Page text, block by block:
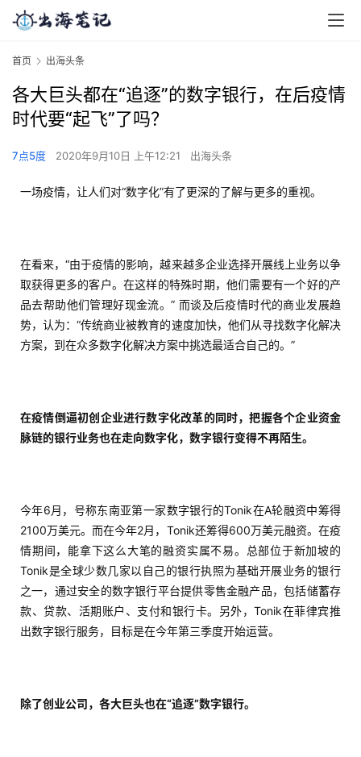
首页 出海头条
各大巨头都在“追逐”的数字银行，在后疫情
时代要“起飞”了吗？
7点5度 2020年9月10日 上午12:21 出海头条
一场疫情，让人们对“数字化”有了更深的了解与更多的重视。
在看来，“由于疫情的影响，越来越多企业选择开展线上业务以争
取获得更多的客户。在这样的特殊时期，他们需要有一个好的产
品去帮助他们管理好现金流。” 而谈及后疫情时代的商业发展趋
势，认为：“传统商业被教育的速度加快，他们从寻找数字化解决
方案，到在众多数字化解决方案中挑选最适合自己的。”
在疫情倒逼初创企业进行数字化改革的同时，把握各个企业资金
脉链的银行业务也在走向数字化，数字银行变得不再陌生。
今年6月，号称东南亚第一家数字银行的Tonik在A轮融资中筹得
2100万美元。而在今年2月，Tonik还筹得600万美元融资。在疫
情期间，能拿下这么大笔的融资实属不易。总部位于新加坡的
Tonik是全球少数几家以自己的银行执照为基础开展业务的银行
之一，通过安全的数字银行平台提供零售金融产品，包括储蓄存
款、贷款、活期账户、支付和银行卡。另外，Tonik在菲律宾推
出数字银行服务，目标是在今年第三季度开始运营。
除了创业公司，各大巨头也在“追逐”数字银行。